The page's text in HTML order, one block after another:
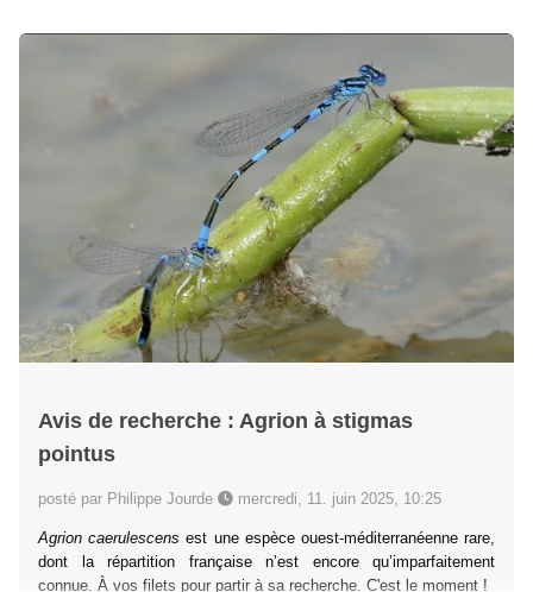
Avis de recherche : Agrion à stigmas
pointus
posté par Philippe Jourde mercredi, 11. juin 2025, 10:25
Agrion caerulescens est une espèce ouest-méditerranéenne rare,
dont la répartition française n’est encore qu’imparfaitement
connue. À vos filets pour partir à sa recherche. C'est le moment !